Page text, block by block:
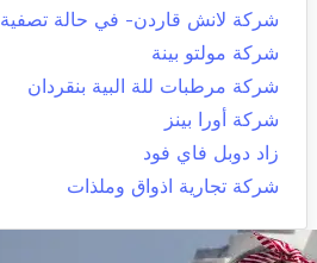
شركة لانش قاردن- في حالة تصفية
شركة مولتو بينة
شركة مرطبات للة البية بنقردان
شركة أورا بينز
زاد دوبل فاي فود
شركة تجارية اذواق وملذات